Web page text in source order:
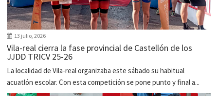
13 julio, 2026
Vila-real cierra la fase provincial de Castellón de los
JJDD TRICV 25-26
La localidad de Vila-real organizaba este sábado su habitual
acuatlón escolar. Con esta competición se pone punto y final a...